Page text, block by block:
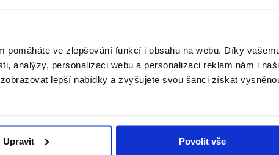
pomáháte ve zlepšování funkcí i obsahu na webu. Díky
analýzy, personalizaci webu a personalizaci reklam nám i
lepší nabídky a zvyšujete svou šanci získat
Upravit Povolit vše
• Praha
Hledáme
účetní –
60 000 - 80 000 Kč/
DETEKTIVNÍ